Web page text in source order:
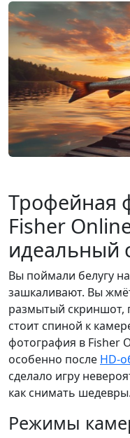
Трофейная
Fisher
идеальный
Вы поймали белугу
зашкаливают. Вы
размытый скриншот,
стоит спиной к
фотография в Fisher
особенно после HD-
сделало игру
как снимать шедевры.
Режимы